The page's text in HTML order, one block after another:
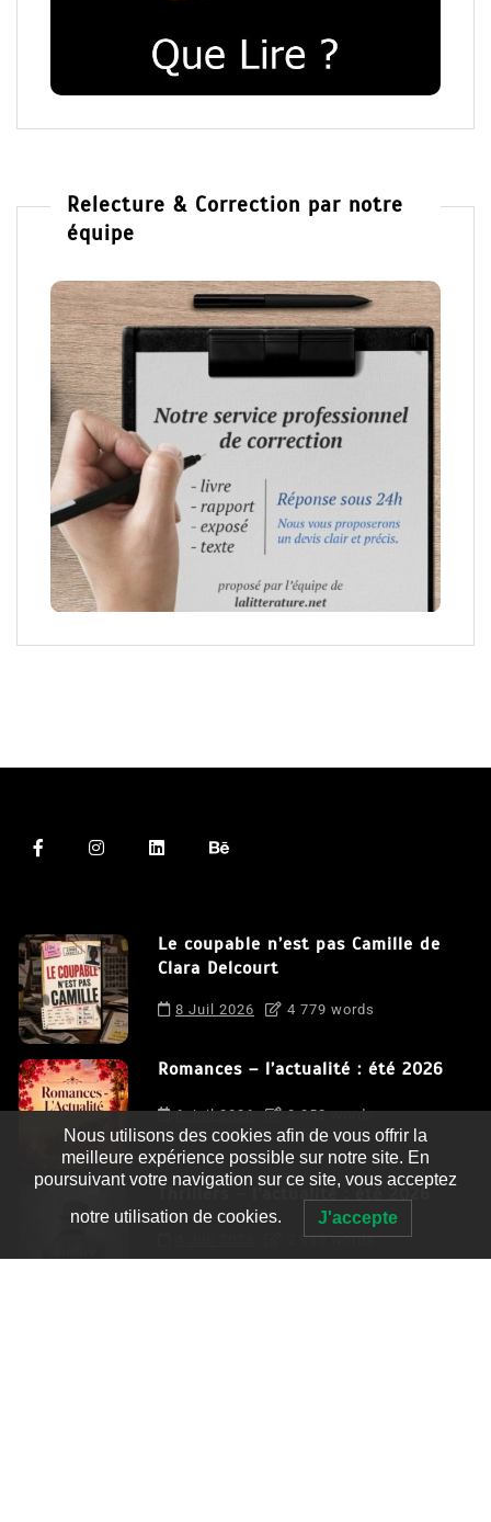
Relecture & Correction par notre
équipe
Le coupable n’est pas Camille de
Clara Delcourt
8 Juil 2026 4 779 words
Romances – l’actualité : été 2026
6 Juil 2026 3 052 words
Thrillers – l’actualité : été 2026
2 995 words
Nous utilisons des cookies afin de vous offrir la
meilleure expérience possible sur notre site. En
poursuivant votre navigation sur ce site, vous acceptez
notre utilisation de cookies. J'accepte